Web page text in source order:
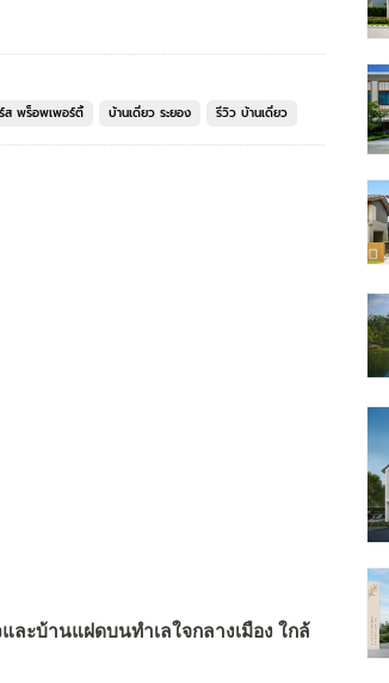
ส พร็อพเพอร์ตี้ บ้านเดี่ยว ระยอง รีวิว บ้านเดี่ยว
ละบ้านแฝดบนทำเลใจกลางเมือง ใกล้